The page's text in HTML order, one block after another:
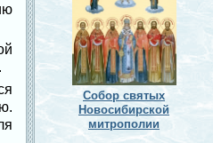
Собор святых
Новосибирской
митрополии